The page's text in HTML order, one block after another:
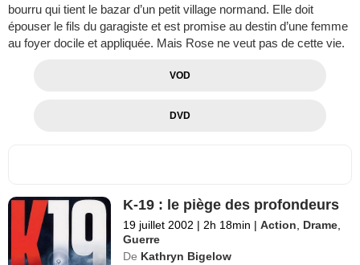
bourru qui tient le bazar d’un petit village normand. Elle doit
épouser le fils du garagiste et est promise au destin d’une femme
au foyer docile et appliquée. Mais Rose ne veut pas de cette vie.
VOD
DVD
K-19 : le piège des profondeurs
19 juillet 2002 | 2h 18min | Action Drame
Guerre
De Kathryn Bigelow